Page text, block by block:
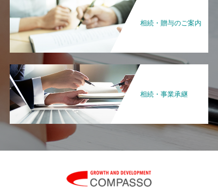
相続・贈与のご案内
相続・事業承継